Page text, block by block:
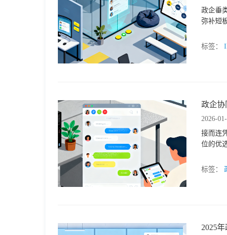
政企垂
弥补短
标签：
政企协
2026-
接而连
位的优
标签：
2025